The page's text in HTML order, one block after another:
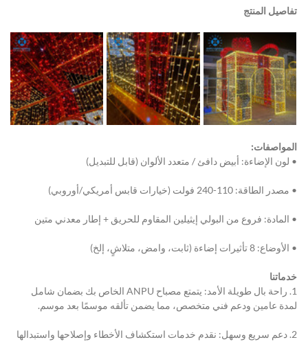
تفاصيل المنتج
المواصفات:
• لون الإضاءة: أبيض دافئ / متعدد الألوان (قابل للتبديل)
• مصدر الطاقة: 110-240 فولت (خيارات قابس أمريكي/أوروبي)
• المادة: فروع من البولي إيثيلين المقاوم للحريق + إطار معدني متين
• الأوضاع: 8 تأثيرات إضاءة (ثابت، وامض، متلاشٍ، إلخ)
خدماتنا
1. راحة بال طويلة الأمد: يتمتع مصباح ANPU الخاص بك بضمان شامل
لمدة عامين ودعم فني متخصص، مما يضمن تألقه موسمًا بعد موسم.
2. دعم سريع وسهل: نقدم خدمات استكشاف الأخطاء وإصلاحها واستبدالها